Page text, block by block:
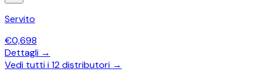
Servito
€0,698
Dettagli →
Vedi tutti i12distributori →